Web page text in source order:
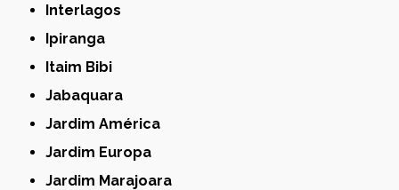
Interlagos
Ipiranga
Itaim Bibi
Jabaquara
Jardim América
Jardim Europa
Jardim Marajoara